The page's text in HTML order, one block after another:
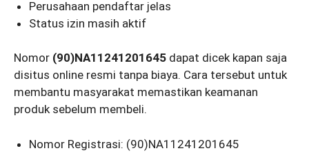
Perusahaan pendaftar jelas
Status izin masih aktif
Nomor (90)NA11241201645 dapat dicek kapan saja
disitus online resmi tanpa biaya. Cara tersebut untuk
membantu masyarakat memastikan keamanan
produk sebelum membeli.
Nomor Registrasi: (90)NA11241201645